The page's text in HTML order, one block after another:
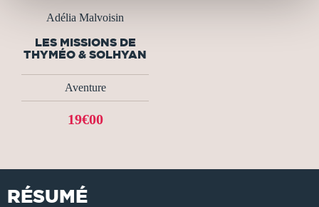
Adélia Malvoisin
LES MISSIONS DE
THYMÉO & SOLHYAN
Aventure
19€00
RÉSUMÉ